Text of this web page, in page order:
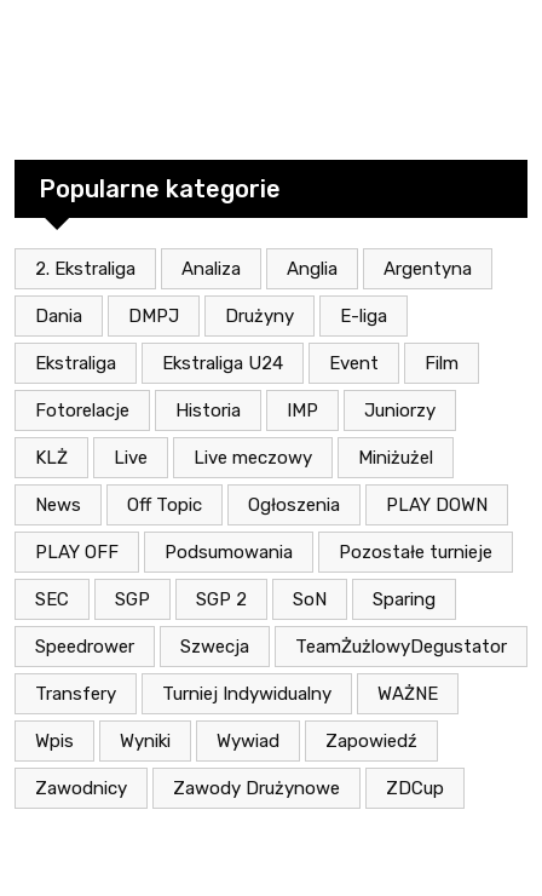
Popularne kategorie
2. Ekstraliga Analiza Anglia Argentyna
Dania DMPJ Drużyny E-liga
Ekstraliga Ekstraliga U24 Event Film
Fotorelacje Historia IMP Juniorzy
KLŻ Live Live meczowy Miniżużel
News Off Topic Ogłoszenia PLAY DOWN
PLAY OFF Podsumowania Pozostałe turnieje
SEC SGP SGP 2 SoN Sparing
Speedrower Szwecja TeamŻużlowyDegustator
Transfery Turniej Indywidualny WAŻNE
Wpis Wyniki Wywiad Zapowiedź
Zawodnicy Zawody Drużynowe ZDCup